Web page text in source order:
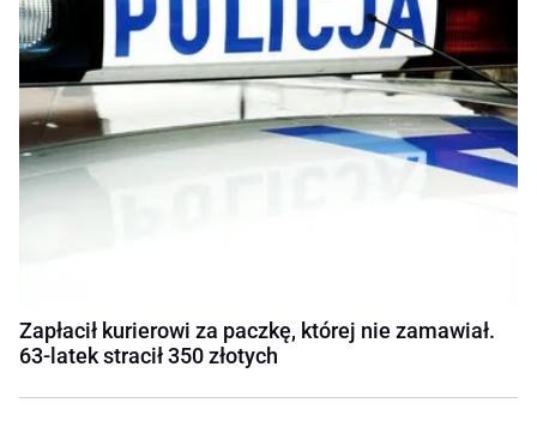
Zapłacił kurierowi za paczkę, której nie zamawiał.
63-latek stracił 350 złotych